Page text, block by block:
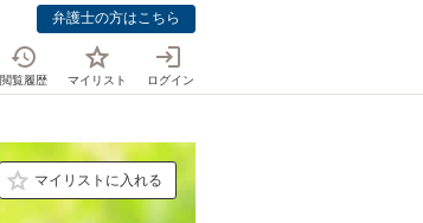
弁護士の方はこちら
閲覧履歴 マイリスト ログイン
マイリストに入れる